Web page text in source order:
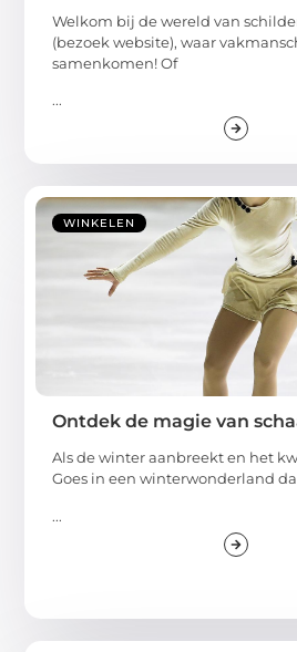
Welkom bij de wereld van
(bezoek website), waar
samenkomen! Of
...
WINKELEN
Ontdek de magie van
Als de winter aanbreekt en het
Goes in een winterwonderland
...